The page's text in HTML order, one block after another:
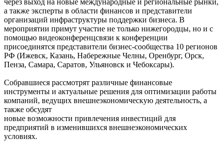
а также эксперты в области финансов и представители
организаций инфраструктуры поддержки бизнеса. В
мероприятии примут участие не только нижегородцы, но и с
помощью видеоконференцсвязи к конференции
присоединятся представители бизнес-сообщества 10 регионов
РФ (Ижевск, Казань, Набережные Челны, Оренбург, Орск,
Пенза, Самара, Саратов, Ульяновск и Чебоксары).
Собравшиеся рассмотрят различные финансовые
инструменты и актуальные решения для оптимизации работы
компаний, ведущих внешнеэкономическую деятельность, а
также обсудят
новые возможности привлечения инвестиций для
предприятий в изменившихся внешнеэкономических
условиях.